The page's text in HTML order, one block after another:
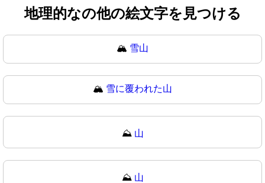
地理的なの他の絵文字を見つける
🏔️ 雪山
🏔 雪に覆われた山
⛰️ 山
⛰ 山